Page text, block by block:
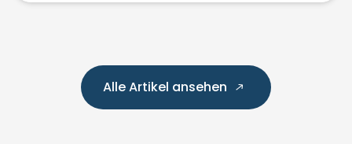
Alle Artikel ansehen